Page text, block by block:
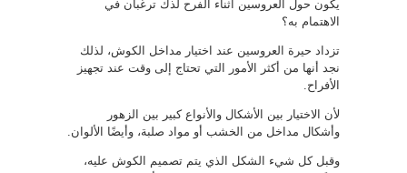
يكون حول العروسين أثناء الفرح لذك ترغبان في
الاهتمام به؟
تزداد حيرة العروسين عند اختيار مداخل الكوش، لذلك
نجد أنها من أكثر الأمور التي تحتاج إلى وقت عند تجهيز
الأفراح.
لأن الاختيار بين الأشكال والأنواع كبير بين الزهور
وأشكال مداخل من الخشب أو مواد صلبة، وأيضًا الألوان.
وقبل كل شيء الشكل الذي يتم تصميم الكوش عليه،